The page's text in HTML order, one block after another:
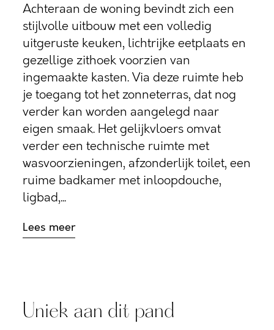
Achteraan de woning bevindt zich een
stijlvolle uitbouw met een volledig
uitgeruste keuken, lichtrijke eetplaats en
gezellige zithoek voorzien van
ingemaakte kasten. Via deze ruimte heb
je toegang tot het zonneterras, dat nog
verder kan worden aangelegd naar
eigen smaak. Het gelijkvloers omvat
verder een technische ruimte met
wasvoorzieningen, afzonderlijk toilet, een
ruime badkamer met inloopdouche,
ligbad,...
Lees meer
Uniek aan dit pand